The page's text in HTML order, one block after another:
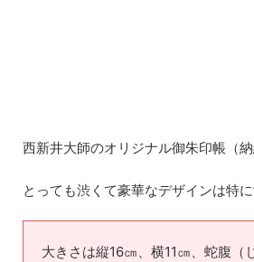
西新井大師のオリジナル御朱印帳（
とっても渋くて豪華なデザインは特に
大きさは縦16㎝、横11㎝、蛇腹（